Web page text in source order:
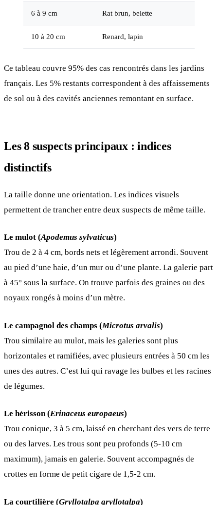
6 à 9 cm Rat brun, belette
10 à 20 cm Renard, lapin
Ce tableau couvre 95% des cas rencontrés dans les jardins
français. Les 5% restants correspondent à des affaissements
de sol ou à des cavités anciennes remontant en surface.
Les 8 suspects principaux : indices
distinctifs
La taille donne une orientation. Les indices visuels
permettent de trancher entre deux suspects de même taille.
Le mulot (Apodemus sylvaticus)
Trou de 2 à 4 cm, bords nets et légèrement arrondi. Souvent
au pied d’une haie, d’un mur ou d’une plante. La galerie part
à 45° sous la surface. On trouve parfois des graines ou des
noyaux rongés à moins d’un mètre.
Le campagnol des champs (Microtus arvalis)
Trou similaire au mulot, mais les galeries sont plus
horizontales et ramifiées, avec plusieurs entrées à 50 cm les
unes des autres. C’est lui qui ravage les bulbes et les racines
de légumes.
Le hérisson (Erinaceus europaeus)
Trou conique, 3 à 5 cm, laissé en cherchant des vers de terre
ou des larves. Les trous sont peu profonds (5-10 cm
maximum), jamais en galerie. Souvent accompagnés de
crottes en forme de petit cigare de 1,5-2 cm.
La courtilière (Gryllotalpa gryllotalpa)